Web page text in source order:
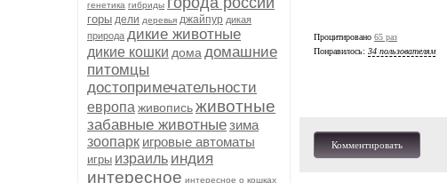
генетика гибриды
горы дели деревья джайпур дикая
природа дикие животные
дикие кошки дома домашние
питомцы
достопримечательности
европа живописьживотные
забавные животныезима
зоопарк игровые автоматы
игры израиль индия
интересное интересное о кошках
Процитировано 65 раз
Понравилось: 34 пользователям
Комментировать